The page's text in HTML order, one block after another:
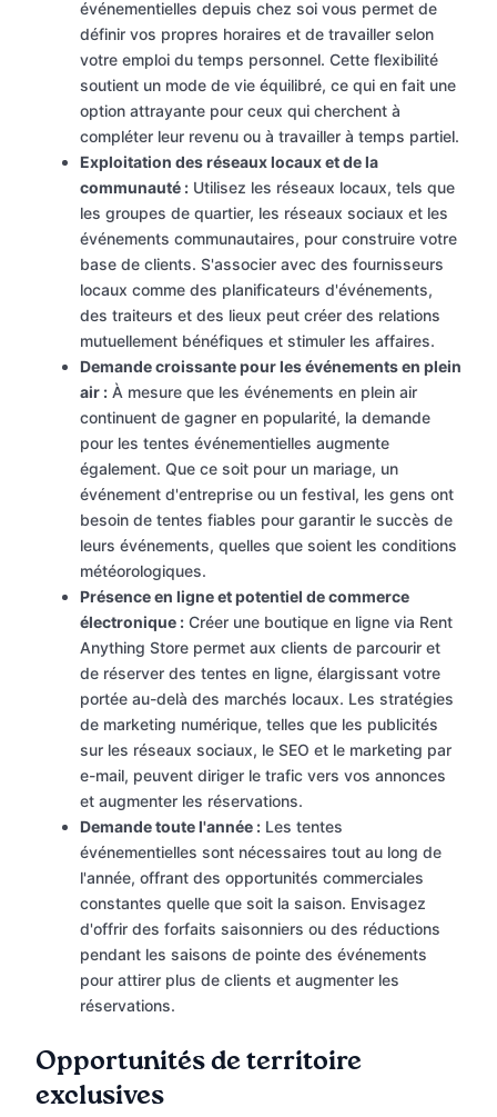
événementielles depuis chez soi vous permet de
définir vos propres horaires et de travailler selon
votre emploi du temps personnel. Cette flexibilité
soutient un mode de vie équilibré, ce qui en fait une
option attrayante pour ceux qui cherchent à
compléter leur revenu ou à travailler à temps partiel.
Exploitation des réseaux locaux et de la
communauté : Utilisez les réseaux locaux, tels que
les groupes de quartier, les réseaux sociaux et les
événements communautaires, pour construire votre
base de clients. S'associer avec des fournisseurs
locaux comme des planificateurs d'événements,
des traiteurs et des lieux peut créer des relations
mutuellement bénéfiques et stimuler les affaires.
Demande croissante pour les événements en plein
air : À mesure que les événements en plein air
continuent de gagner en popularité, la demande
pour les tentes événementielles augmente
également. Que ce soit pour un mariage, un
événement d'entreprise ou un festival, les gens ont
besoin de tentes fiables pour garantir le succès de
leurs événements, quelles que soient les conditions
météorologiques.
Présence en ligne et potentiel de commerce
électronique : Créer une boutique en ligne via Rent
Anything Store permet aux clients de parcourir et
de réserver des tentes en ligne, élargissant votre
portée au-delà des marchés locaux. Les stratégies
de marketing numérique, telles que les publicités
sur les réseaux sociaux, le SEO et le marketing par
e-mail, peuvent diriger le trafic vers vos annonces
et augmenter les réservations.
Demande toute l'année : Les tentes
événementielles sont nécessaires tout au long de
l'année, offrant des opportunités commerciales
constantes quelle que soit la saison. Envisagez
d'offrir des forfaits saisonniers ou des réductions
pendant les saisons de pointe des événements
pour attirer plus de clients et augmenter les
réservations.
Opportunités de territoire
exclusives